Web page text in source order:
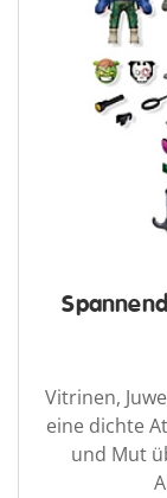
Vitrinen,
eine dichte
und Mut